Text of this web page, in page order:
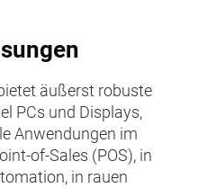
äußerst robuste
PCs und Displays,
Anwendungen im
of-Sales (POS), in
in rauen